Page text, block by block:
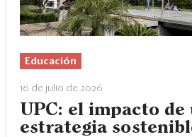
Educación
16 de julio de 2026
UPC: el impacto de
estrategia